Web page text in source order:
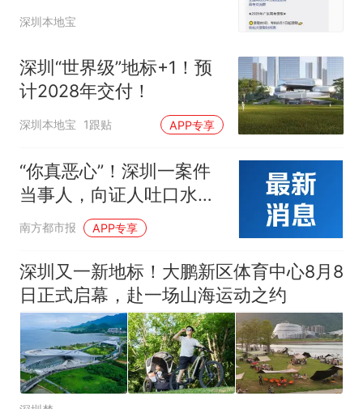
取分数线公布！
深圳本地宝
深圳“世界级”地标+1！预
计2028年交付！
深圳本地宝 1跟贴 APP专享
“你真恶心”！深圳一案件
当事人，向证人吐口水！
法院判了
南方都市报 APP专享
深圳又一新地标！大鹏新区体育中心8月8
日正式启幕，赴一场山海运动之约